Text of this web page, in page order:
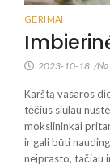
GĖRIMAI
2023-10-18 /No
Karštą vasaros
tėčius siūlau
mokslininkai
ir gali būti
neįprasto, tačiau